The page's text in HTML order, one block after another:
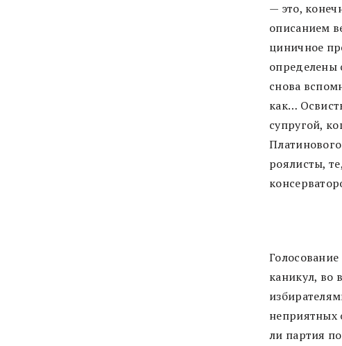
— это,
описанием
циничное
определены
снова
как…
супругой,
роялисты,
каникул, во
неприятных
ли партия